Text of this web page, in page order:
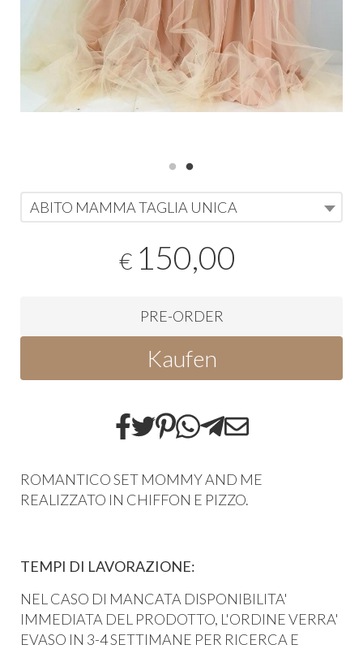
ABITO MAMMA TAGLIA UNICA
€ 150,00
PRE-ORDER
Kaufen
ROMANTICO SET MOMMY AND ME
REALIZZATO IN CHIFFON E PIZZO.
TEMPI DI LAVORAZIONE:
NEL CASO DI MANCATA DISPONIBILITA'
IMMEDIATA DEL PRODOTTO, L'ORDINE VERRA'
EVASO IN 3-4 SETTIMANE PER RICERCA E